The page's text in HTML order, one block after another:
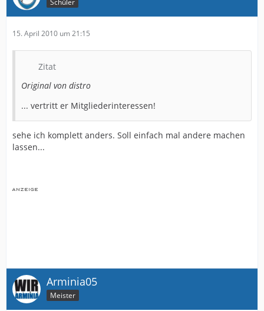
15. April 2010 um 21:15
Zitat
Original von distro
... vertritt er Mitgliederinteressen!
sehe ich komplett anders. Soll einfach mal andere machen
lassen...
Arminia05
Meister